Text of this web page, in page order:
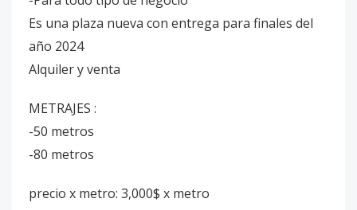
Es una plaza nueva con entrega para finales del
año 2024
Alquiler y venta
METRAJES :
-50 metros
-80 metros
precio x metro: 3,000$ x metro